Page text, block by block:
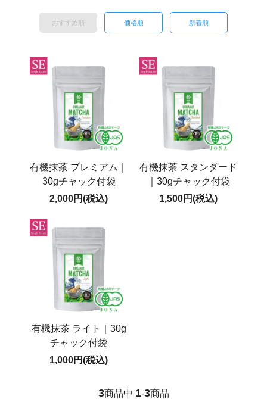
おすすめ順 価格順 新着順
有機抹茶 プレミアム｜
30gチャック付袋
2,000円(税込)
有機抹茶 スタンダード
｜30gチャック付袋
1,500円(税込)
有機抹茶 ライト｜30g
チャック付袋
1,000円(税込)
3商品中 1-3商品